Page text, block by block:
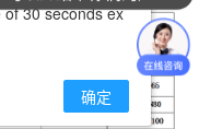
你们是怎么收费的呢？
30 seconds ex
确定